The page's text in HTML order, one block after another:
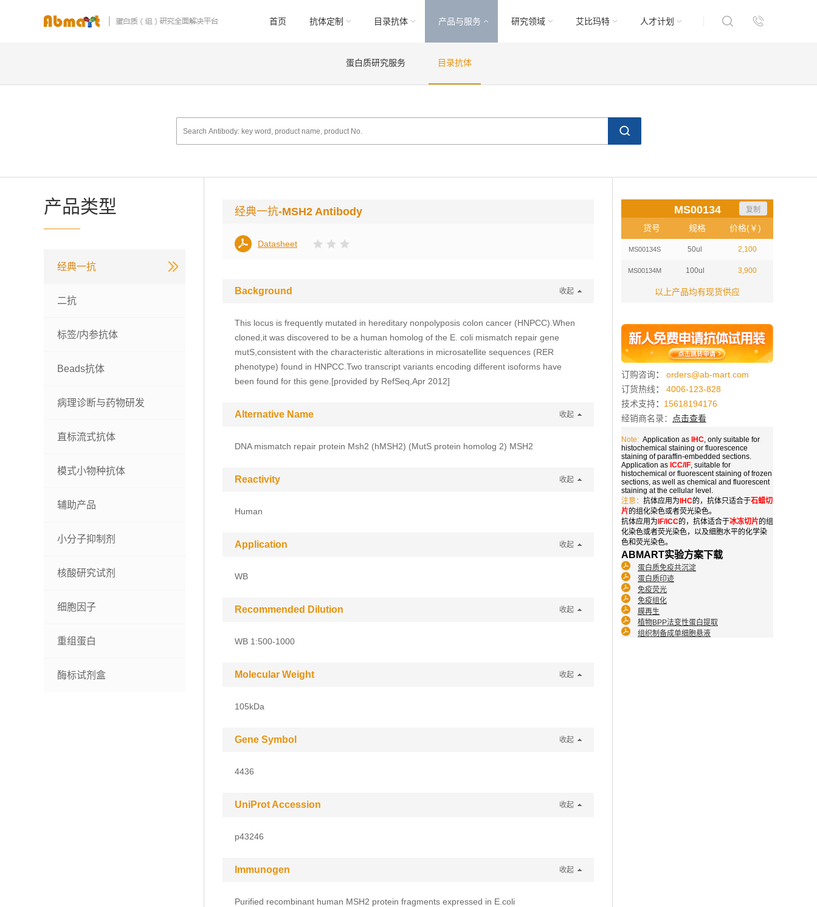
首页 抗体定制 目录抗体 产品与服务 研究领域 艾比玛特 人才计划
蛋白质研究服务 目录抗体
产品类型
经典一抗
二抗
标签/内参抗体
Beads抗体
病理诊断与药物研发
直标流式抗体
模式小物种抗体
辅助产品
小分子抑制剂
核酸研究试剂
细胞因子
重组蛋白
酶标试剂盒
MS00134 复制
货号 规格 价格(￥)
MS00134S 50ul 2,100
MS00134M 100ul 3,900
以上产品均有现货供应
订购咨询：
orders@ab-mart.com
订货热线：
4006-123-828
技术支持： 15618194176
经销商名录：
点击查看
Note: Application as IHC, only suitable for
histochemical staining or fluorescence
staining of paraffin-embedded sections.
Application as ICC/IF, suitable for
histochemical or fluorescent staining of frozen
sections, as well as chemical and fluorescent
staining at the cellular level.
注意： 抗体应用为 IHC的，抗体只适合于石蜡切
片的组化染色或者荧光染色。
抗体应用为 IF/ICC的，抗体适合于冰冻切片的组
化染色或者荧光染色，以及细胞水平的化学染
色和荧光染色。
ABMART实验方案下载
蛋白质免疫共沉淀
蛋白质印迹
免疫荧光
免疫组化
膜再生
植物BPP法变性蛋白提取
组织制备成单细胞悬液
经典一抗-MSH2 Antibody
Datasheet
Background 收起
This locus is frequently mutated in hereditary nonpolyposis colon cancer (HNPCC).When
cloned,it was discovered to be a human homolog of the E. coli mismatch repair gene
mutS,consistent with the characteristic alterations in microsatellite sequences (RER
phenotype) found in HNPCC.Two transcript variants encoding different isoforms have
been found for this gene.[provided by RefSeq,Apr 2012]
Alternative Name 收起
DNA mismatch repair protein Msh2 (hMSH2) (MutS protein homolog 2) MSH2
Reactivity 收起
Human
Application 收起
WB
Recommended Dilution 收起
WB 1:500-1000
Molecular Weight 收起
105kDa
Gene Symbol 收起
4436
UniProt Accession 收起
p43246
Immunogen 收起
Purified recombinant human MSH2 protein fragments expressed in E.coli